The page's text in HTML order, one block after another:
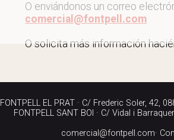
O enviándonos un correo
comercial@fontpell.com
O solicita más información
FONTPELL EL PRAT · C/ Frederic Soler, 42,
FONTPELL SANT BOI · C/ Vidal i
comercial@fontpell.com·